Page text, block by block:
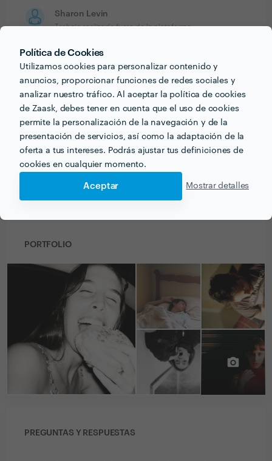
Política de Cookies
Utilizamos cookies para personalizar contenido y
anuncios, proporcionar funciones de redes sociales y
analizar nuestro tráfico. Al aceptar la política de cookies
de Zaask, debes tener en cuenta que el uso de cookies
permite la personalización de la navegación y de la
presentación de servicios, así como la adaptación de la
oferta a tus intereses. Podrás ajustar tus definiciones de
cookies en cualquier momento.
Aceptar Mostrar detalles
Sharon Levin
Trabajo realizado fuera de la plataforma
8 sep. 2020
Excelente profesional! La contrate para hacer fotos
para la web y redes sociales de mi emprendimiento de
artículos de decoración para el hogar y su trabajo fue
impecable! Además del trabajo en sí mismo, las
jornadas que tuvimos fueron muy divertidas, sin dudas
volvería a elegirla para mis próximas campañas!
PORTFOLIO
PREGUNTAS Y RESPUESTAS